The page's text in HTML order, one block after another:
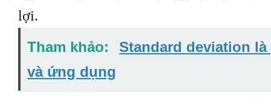
lợi.
Tham khảo:
Standard deviation
và ứng dụng